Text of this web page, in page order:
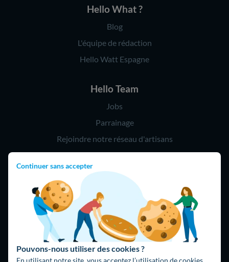
Continuer sans accepter
Pouvons-nous utiliser des cookies ?
En utilisant notre site, vous acceptez l’utilisation de cookies
Hello What ?
Blog
L'équipe de rédaction
Hello Watt Espagne
Hello Team
Jobs
Parrainage
Rejoindre notre réseau d'artisans
09 75 18 60 60
(8h-21h)
75018 Paris